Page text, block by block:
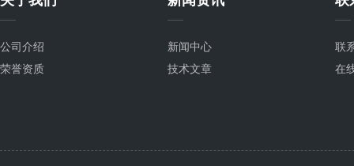
公司介绍
荣誉资质
新闻中心
技术文章
联
在